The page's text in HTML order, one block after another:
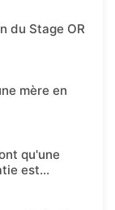
du Stage OR
mère en
qu'une
est